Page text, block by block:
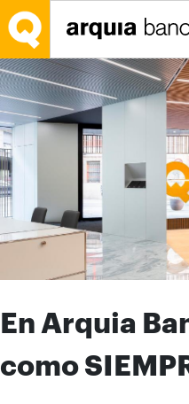
Salta al contingut principal
En Arquia
como